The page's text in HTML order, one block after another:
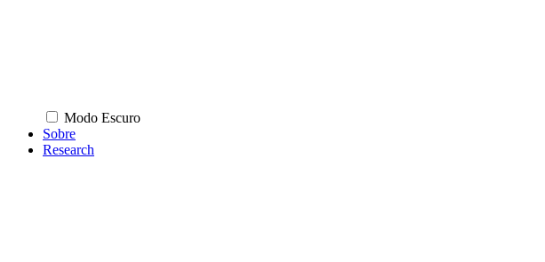
Modo Escuro
Sobre
Research